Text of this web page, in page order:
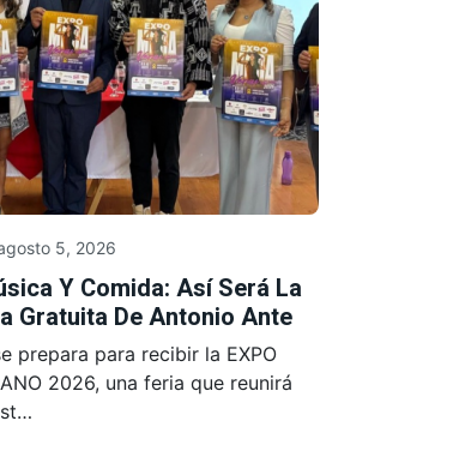
5, 2026
Y Comida: Así Será La
Gratuita De Antonio Ante
prepara para recibir la EXPO
2026, una feria que reunirá